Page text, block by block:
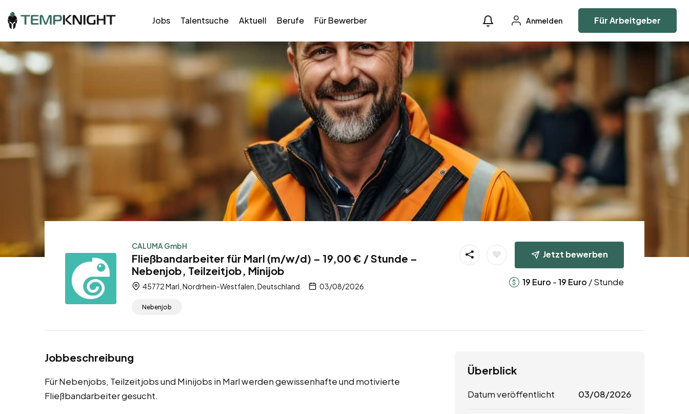
Jobs Talentsuche Aktuell Berufe Für Bewerber Anmelden Für Arbeitgeber
CALUMA GmbH
Fließbandarbeiter für Marl (m/w/d) – 19,00 € / Stunde –
Nebenjob, Teilzeitjob, Minijob
45772 Marl, Nordrhein-Westfalen, Deutschland 03/08/2026
Nebenjob
Jetzt bewerben
19 Euro -19 Euro / Stunde
Jobbeschreibung
Für Nebenjobs, Teilzeitjobs und Minijobs in Marl werden gewissenhafte und motivierte
Fließbandarbeiter gesucht.
Überblick
Datum veröffentlicht 03/08/2026